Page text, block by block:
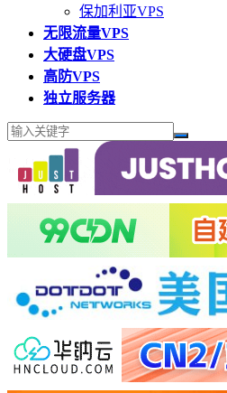
保加利亚VPS
无限流量VPS
大硬盘VPS
高防VPS
独立服务器